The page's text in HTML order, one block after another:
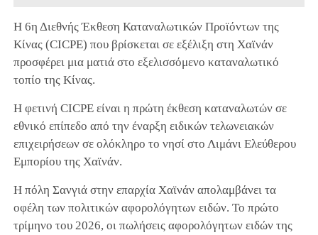
Η 6η Διεθνής Έκθεση Καταναλωτικών Προϊόντων της
Κίνας (CICPE) που βρίσκεται σε εξέλιξη στη Χαϊνάν
προσφέρει μια ματιά στο εξελισσόμενο καταναλωτικό
τοπίο της Κίνας.
Η φετινή CICPE είναι η πρώτη έκθεση καταναλωτών σε
εθνικό επίπεδο από την έναρξη ειδικών τελωνειακών
επιχειρήσεων σε ολόκληρο το νησί στο Λιμάνι Ελεύθερου
Εμπορίου της Χαϊνάν.
Η πόλη Σανγιά στην επαρχία Χαϊνάν απολαμβάνει τα
οφέλη των πολιτικών αφορολόγητων ειδών. Το πρώτο
τρίμηνο του 2026, οι πωλήσεις αφορολόγητων ειδών της